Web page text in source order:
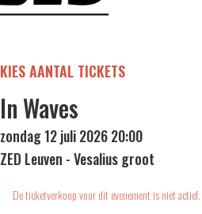
KIES AANTAL TICKETS
In Waves
zondag 12 juli 2026 20:00
ZED Leuven - Vesalius groot
De ticketverkoop voor dit evenement is niet actief.